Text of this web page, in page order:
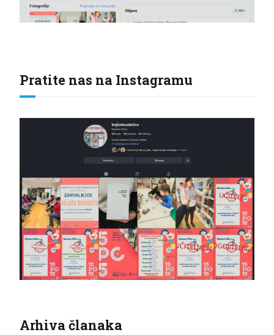
Pratite nas na Instagramu
Arhiva članaka